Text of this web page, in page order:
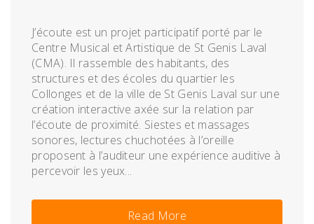
J’écoute est un projet participatif porté par le
Centre Musical et Artistique de St Genis Laval
(CMA). Il rassemble des habitants, des
structures et des écoles du quartier les
Collonges et de la ville de St Genis Laval sur une
création interactive axée sur la relation par
l’écoute de proximité. Siestes et massages
sonores, lectures chuchotées à l’oreille
proposent à l’auditeur une expérience auditive à
percevoir les yeux...
Read More